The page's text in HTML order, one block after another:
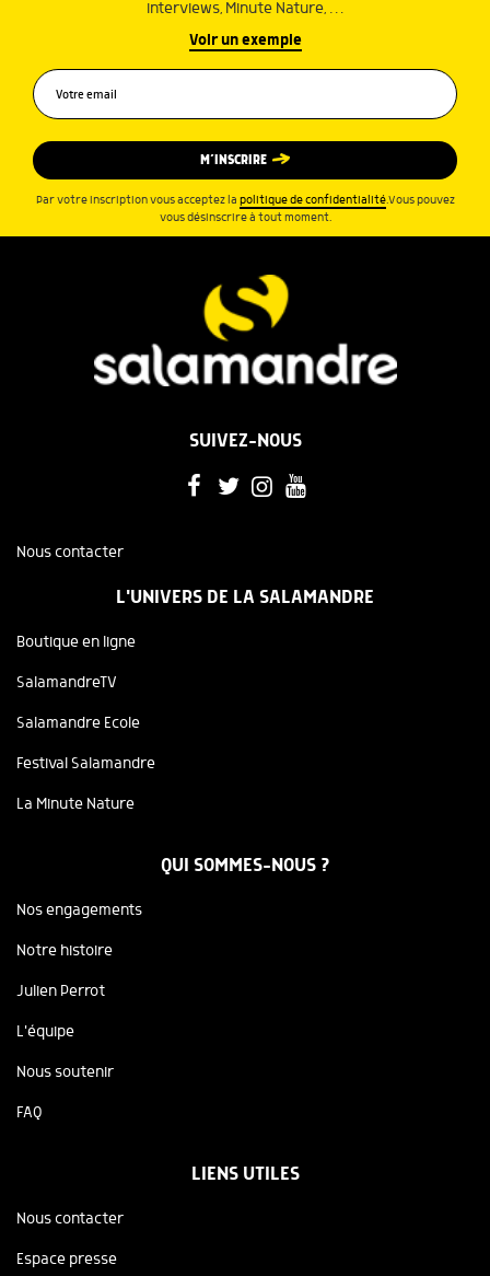
interviews, Minute Nature, …
Voir un exemple
M’INSCRIRE
Par votre inscription vous acceptez la politique de confidentialité.Vous pouvez
vous désinscrire à tout moment.
SUIVEZ-NOUS
Nous contacter
L'UNIVERS DE LA SALAMANDRE
Boutique en ligne
SalamandreTV
Salamandre Ecole
Festival Salamandre
La Minute Nature
QUI SOMMES-NOUS ?
Nos engagements
Notre histoire
Julien Perrot
L'équipe
Nous soutenir
FAQ
LIENS UTILES
Nous contacter
Espace presse